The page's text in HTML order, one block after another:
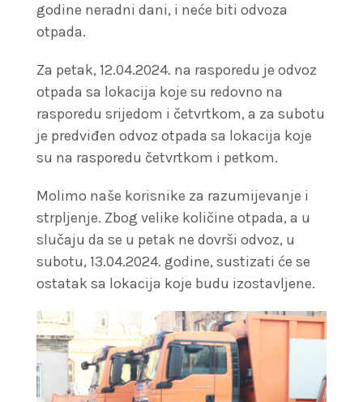
godine neradni dani, i neće biti odvoza
otpada.
Za petak, 12.04.2024. na rasporedu je odvoz
otpada sa lokacija koje su redovno na
rasporedu srijedom i četvrtkom, a za subotu
je predviđen odvoz otpada sa lokacija koje
su na rasporedu četvrtkom i petkom.
Molimo naše korisnike za razumijevanje i
strpljenje. Zbog velike količine otpada, a u
slučaju da se u petak ne dovrši odvoz, u
subotu, 13.04.2024. godine, sustizati će se
ostatak sa lokacija koje budu izostavljene.